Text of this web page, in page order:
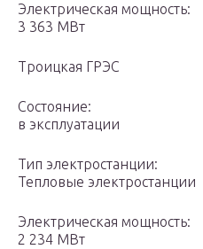
Электрическая мощность:
3 363 МВт
Троицкая ГРЭС
Состояние:
в эксплуатации
Тип электростанции:
Тепловые электростанции
Электрическая мощность:
2 234 МВт